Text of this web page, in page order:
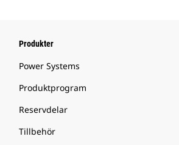
Produkter
Power Systems
Produktprogram
Reservdelar
Tillbehör